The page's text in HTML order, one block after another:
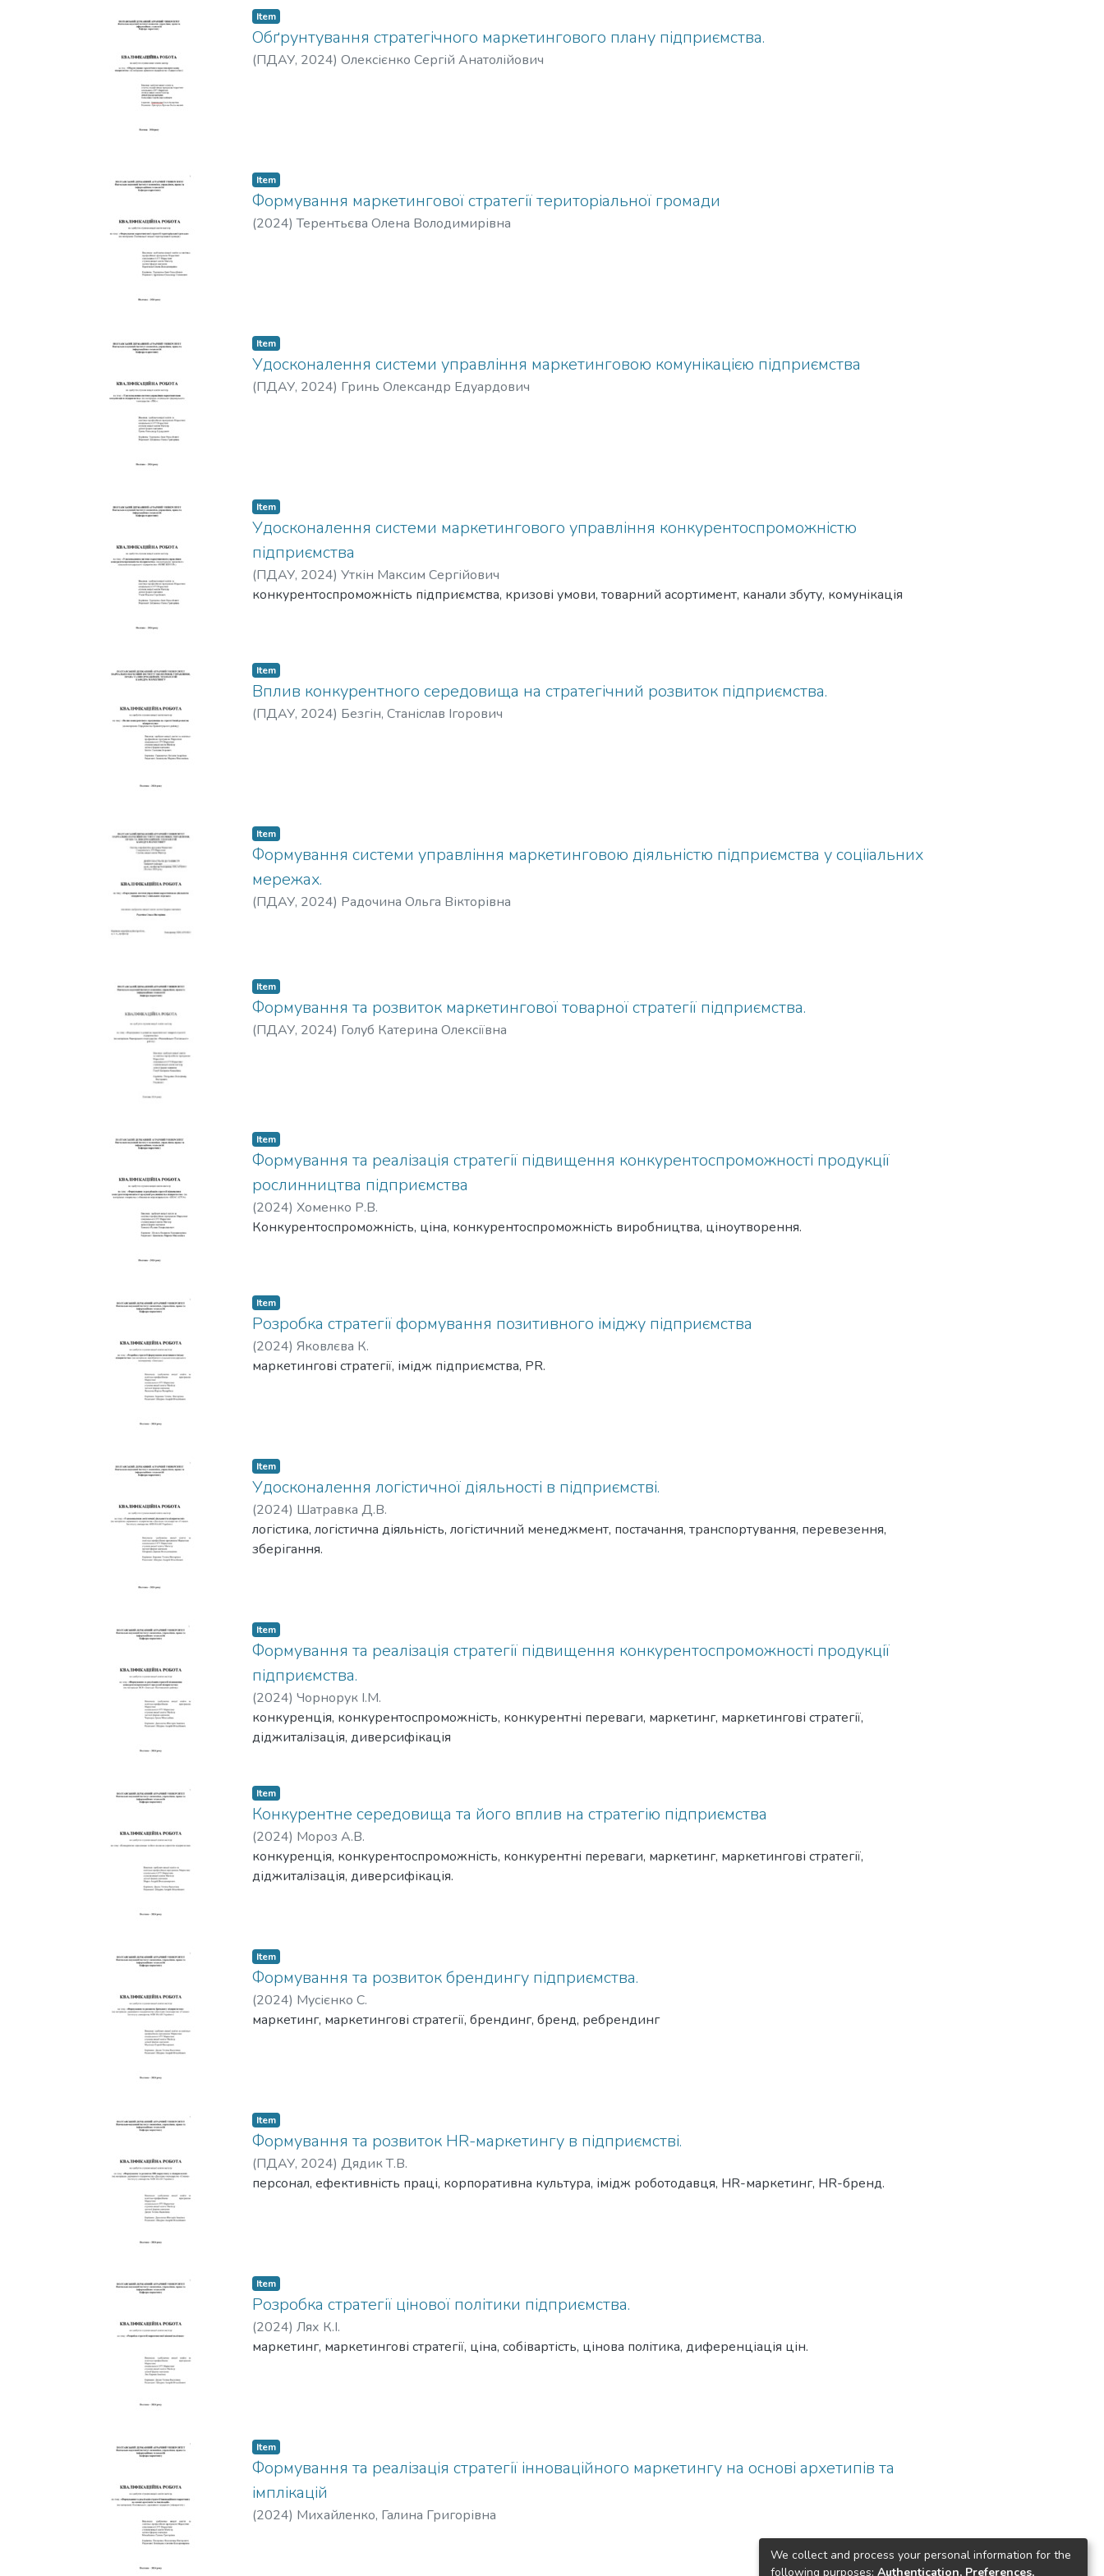
Item
Обґрунтування стратегічного маркетингового плану підприємства.
(ПДАУ, 2024) Олексієнко Сергій Анатолійович
Item
Формування маркетингової стратегії територіальної громади
(2024)Терентьєва Олена Володимирівна
Item
Удосконалення системи управління маркетинговою комунікацією підприємства
(ПДАУ, 2024) Гринь Олександр Едуардович
Item
Удосконалення системи маркетингового управління конкурентоспроможністю
підприємства
(ПДАУ, 2024) Уткін Максим Сергійович
конкурентоспроможність підприємства, кризові умови, товарний асортимент, канали збуту, комунікація
Item
Вплив конкурентного середовища на стратегічний розвиток підприємства.
(ПДАУ, 2024) Безгін, Станіслав Ігорович
Item
Формування системи управління маркетинговою діяльністю підприємства у соцііальних
мережах.
(ПДАУ, 2024) Радочина Ольга Вікторівна
Item
Формування та розвиток маркетингової товарної стратегії підприємства.
(ПДАУ, 2024) Голуб Катерина Олексіївна
Item
Формування та реалізація стратегії підвищення конкурентоспроможності продукції
рослинництва підприємства
(2024) Хоменко Р.В.
Конкурентоспроможність, ціна, конкурентоспроможність виробництва, ціноутворення.
Item
Розробка стратегії формування позитивного іміджу підприємства
(2024) Яковлєва К.
маркетингові стратегії, імідж підприємства, PR.
Item
Удосконалення логістичної діяльності в підприємстві.
(2024) Шатравка Д.В.
логістика, логістична діяльність, логістичний менеджмент, постачання, транспортування, перевезення,
зберігання.
Item
Формування та реалізація стратегії підвищення конкурентоспроможності продукції
підприємства.
(2024) Чорнорук І.М.
конкуренція, конкурентоспроможність, конкурентні переваги, маркетинг, маркетингові стратегії,
діджиталізація, диверсифікація
Item
Конкурентне середовища та його вплив на стратегію підприємства
(2024) Мороз А.В.
конкуренція, конкурентоспроможність, конкурентні переваги, маркетинг, маркетингові стратегії,
діджиталізація, диверсифікація.
Item
Формування та розвиток брендингу підприємства.
(2024) Мусієнко С.
маркетинг, маркетингові стратегії, брендинг, бренд, ребрендинг
Item
Формування та розвиток HR-маркетингу в підприємстві.
(ПДАУ, 2024) Дядик Т.В.
персонал, ефективність праці, корпоративна культура, імідж роботодавця, HR-маркетинг, HR-бренд.
Item
Розробка стратегії цінової політики підприємства.
(2024) Лях К.І.
маркетинг, маркетингові стратегії, ціна, собівартість, цінова політика, диференціація цін.
Item
Формування та реалізація стратегії інноваційного маркетингу на основі архетипів та
імплікацій
(2024) Михайленко, Галина Григорівна
We collect and process your personal information for the
following purposes: Authentication, Preferences,